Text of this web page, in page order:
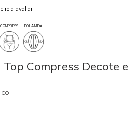
a avaliar
COMPRESS POLIAMIDA
Compress Decote e